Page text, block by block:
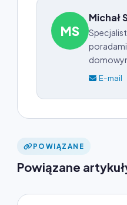
MS
Michał
E-mail
POWIĄZANE
Powiązane